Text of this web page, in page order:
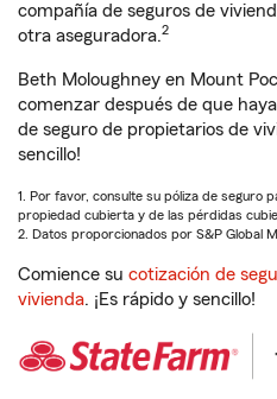
compañía de seguros de
otra aseguradora.2
Beth Moloughney en Mount
comenzar después de que
de seguro de propietarios de
sencillo!
1. Por favor, consulte su póliza de seguro
propiedad cubierta y de las pérdidas
2. Datos proporcionados por S&P Global
Comience su cotización de
vivienda. ¡Es rápido y sencillo!